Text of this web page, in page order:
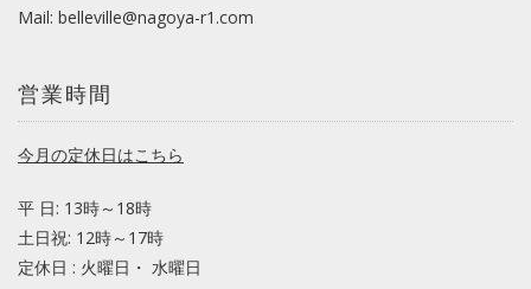
Mail: belleville@nagoya-r1.com
営業時間
今月の定休日はこちら
平 日: 13時～18時
土日祝: 12時～17時
定休日 : 火曜日・ 水曜日